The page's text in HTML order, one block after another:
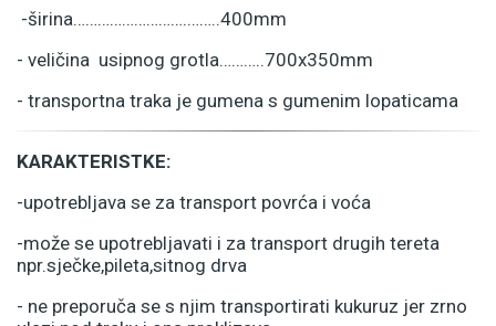
-širina……………………….……..400mm
- veličina usipnog grotla………..700x350mm
- transportna traka je gumena s gumenim lopaticama
KARAKTERISTKE:
-upotrebljava se za transport povrća i voća
-može se upotrebljavati i za transport drugih tereta
npr.sječke,pileta,sitnog drva
- ne preporuča se s njim transportirati kukuruz jer zrno